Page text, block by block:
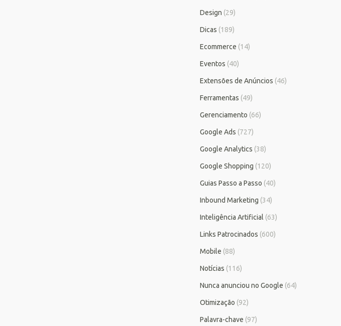
Design (29)
Dicas (189)
Ecommerce (14)
Eventos (40)
Extensões de Anúncios (46)
Ferramentas (49)
Gerenciamento (66)
Google Ads (727)
Google Analytics (38)
Google Shopping (120)
Guias Passo a Passo (40)
Inbound Marketing (34)
Inteligência Artificial (63)
Links Patrocinados (600)
Mobile (88)
Notícias (116)
Nunca anunciou no Google (64)
Otimização (92)
Palavra-chave (97)